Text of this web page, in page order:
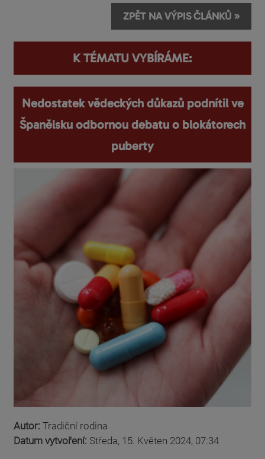
ZPĚT NA VÝPIS ČLÁNKŮ »
K TÉMATU VYBÍRÁME:
Nedostatek vědeckých důkazů podnítil ve
Španělsku odbornou debatu o blokátorech
puberty
Autor: Tradiční rodina
Datum vytvoření: Středa, 15. Květen 2024, 07:34